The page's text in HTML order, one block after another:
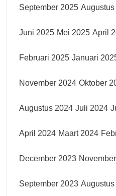
September 2025
Juni 2025 Mei 2025 April
Februari 2025 Januari
November 2024 Oktober
Augustus 2024 Juli 2024
April 2024 Maart 2024
December 2023
September 2023